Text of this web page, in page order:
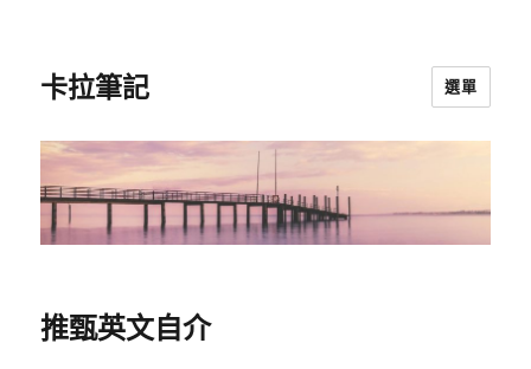
卡拉筆記 選單
推甄英文自介